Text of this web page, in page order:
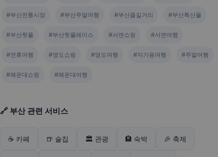
#부산전통시장 #부산주말여행 #부산즐길거리 #부산특산물
#부산핫플 #부산핫플레이스 #서면쇼핑 #서면여행
#연휴여행 #영도쇼핑 #영도여행 #자가용여행 #주말여행
#해운대쇼핑 #해운대여행
🔗 부산 관련 서비스
☕ 카페 🍺 술집 🏛️ 관광 🏨 숙박 🎉 축제